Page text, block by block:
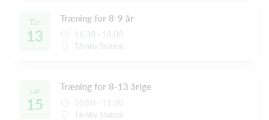
Tor
13
Træning for 8-9 år
16:30 - 18:00
Tårnby Station
Lør
15
Træning for 8-13 årige
10:00 - 11:30
Tårnby Station